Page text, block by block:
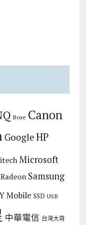
Bose Canon
Google HP
Microsoft
Radeon Samsung
Mobile SSD USB
中華電信 台灣大哥